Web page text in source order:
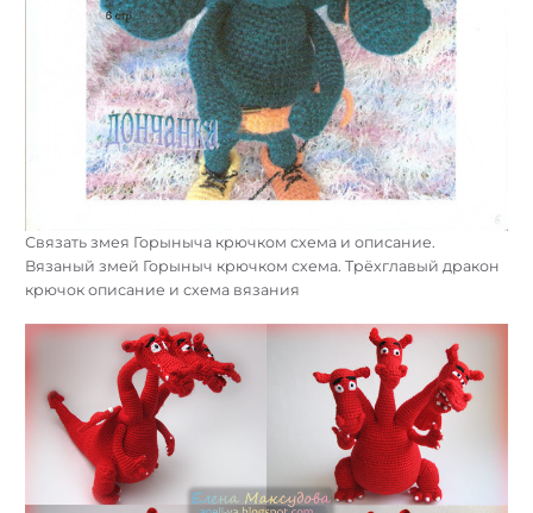
Связать змея Горыныча крючком схема и описание.
Вязаный змей Горыныч крючком схема. Трёхглавый дракон
крючок описание и схема вязания